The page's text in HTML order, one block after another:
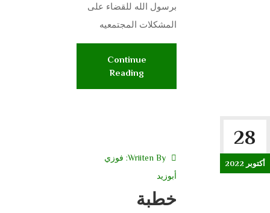
برسول الله للقضاء على
المشكلات المجتمعيه
Continue
Reading
28
أكتوبر 2022
Wriiten By: فوزي
أبوزيد
خطبة